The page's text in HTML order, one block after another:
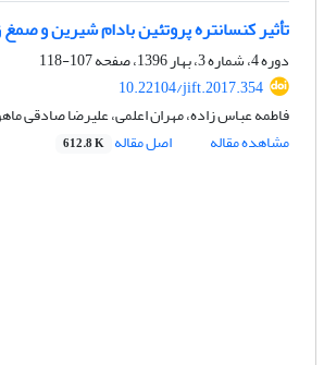
تأثیر کنسانتره پروتئین بادام شیرین و
دوره 4، شماره 3، بهار 1396، صفحه
107-118
10.22104/jift.2017.354
فاطمه عباس زاده، مهران اعلمی، علیرضا صادقی
مشاهده مقاله
اصل مقاله 612.8 K